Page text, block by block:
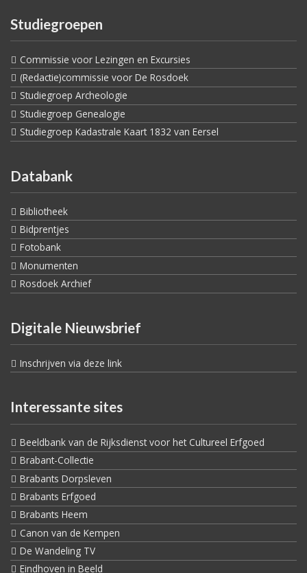
Studiegroepen
Commissie voor Lezingen en Excursies
(Redactie)commissie voor De Rosdoek
Studiegroep Archeologie
Studiegroep Genealogie
Studiegroep Kadastrale Kaart 1832 van Eersel
Databank
Bibliotheek
Bidprentjes
Fotobank
Monumenten
Rosdoek Archief
Digitale Nieuwsbrief
Inschrijven via deze link
Interessante sites
Beeldbank van de Rijksdienst voor het Cultureel Erfgoed
Brabant-Collectie
Brabants Dorpsleven
Brabants Erfgoed
Brabants Heem
Canon van de Kempen
De Wandeling TV
Eindhoven in Beeld